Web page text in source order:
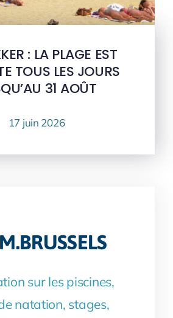
: LA PLAGE EST
TOUS LES JOURS
31 AOÛT
17 juin 2026
sur les piscines,
natation, stages,